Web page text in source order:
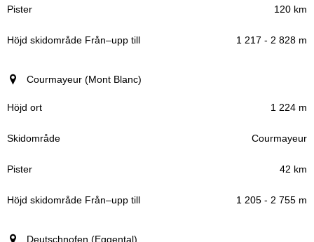
120 km
1 217 - 2 828 m
Courmayeur (Mont Blanc)
1 224 m
Courmayeur
42 km
1 205 - 2 755 m
Deutschnofen (Eggental)